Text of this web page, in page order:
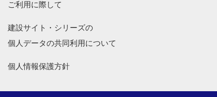
ご利用に際して
建設サイト・シリーズの
個人データの共同利用について
個人情報保護方針